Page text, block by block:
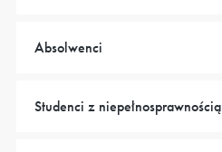
Absolwenci
Studenci z niepełnosprawnością